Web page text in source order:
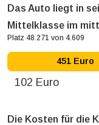
Das Auto liegt in
Mittelklasse im
Platz 48.271 von 4.609
451 Euro
102 Euro
Die Kosten für die